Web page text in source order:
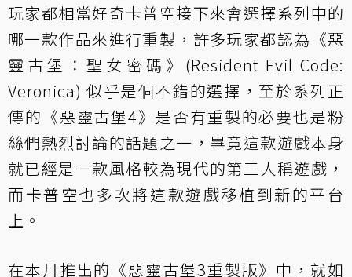
玩家都相當好奇卡普空接下來會選擇系列中的
哪一款作品來進行重製，許多玩家都認為《惡
靈古堡：聖女密碼》(Resident Evil Code:
Veronica) 似乎是個不錯的選擇，至於系列正
傳的《惡靈古堡4》是否有重製的必要也是粉
絲們熱烈討論的話題之一，畢竟這款遊戲本身
就已經是一款風格較為現代的第三人稱遊戲，
而卡普空也多次將這款遊戲移植到新的平台
上。
在本月推出的《惡靈古堡3重製版》中，就如